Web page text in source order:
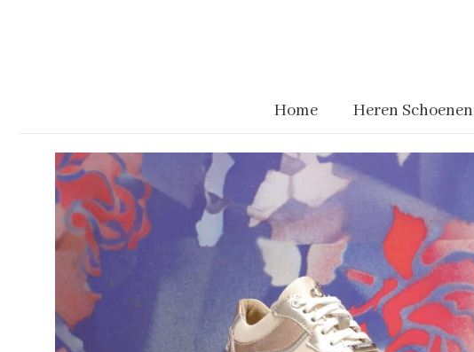
Home Heren Schoenen